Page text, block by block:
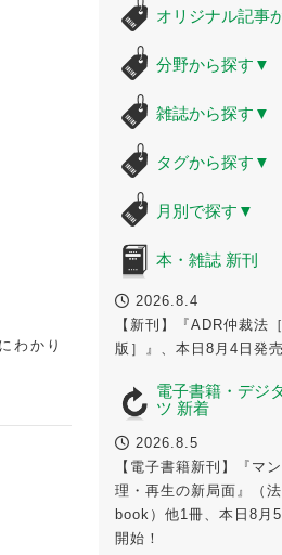
わかり
オリジナル記事
分野から探す ▼
雑誌から探す ▼
タグから探す ▼
月別で探す ▼
本・雑誌 新刊
2026.8.4
【新刊】『ADR仲裁法
版］』、本日8月4日発売
電子書籍・デジ
ツ 新着
2026.8.5
【電子書籍新刊】『マ
理・再生の新局面』（
book）他1冊、本日8月
開始！